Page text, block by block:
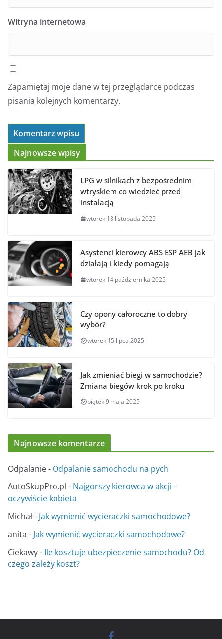
Witryna internetowa
Zapamiętaj moje dane w tej przeglądarce podczas
pisania kolejnych komentarzy.
Najnowsze wpisy
LPG w silnikach z bezpośrednim
wtryskiem co wiedzieć przed
instalacją
wtorek 18 listopada 2025
Asystenci kierowcy ABS ESP AEB jak
działają i kiedy pomagają
wtorek 14 października 2025
Czy opony całoroczne to dobry
wybór?
wtorek 15 lipca 2025
Jak zmieniać biegi w samochodzie?
Zmiana biegów krok po kroku
piątek 9 maja 2025
Najnowsze komentarze
Odpalanie- Odpalanie samochodu na pych
AutoSkupPro.pl - Najgorszy kierowca w akcji –
oczywiście kobieta
Michał- Jak wymienić wycieraczki samochodowe?
anita - Jak wymienić wycieraczki samochodowe?
Ciekawy- Ile kosztuje ubezpieczenie samochodu? Od
czego zależy koszt?